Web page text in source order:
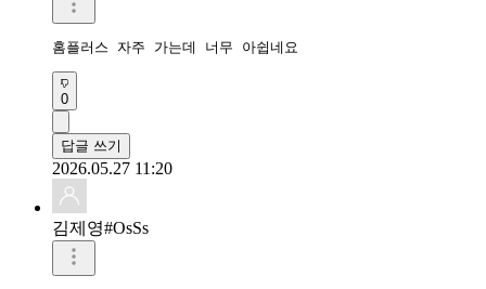
홈플러스 자주 가는데 너무 아쉽네요
0
답글 쓰기
2026.05.27 11:20
김제영#OsSs